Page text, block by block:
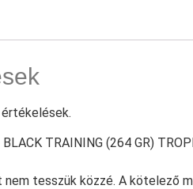
TRAINING (264 GR)
tesszük közzé. A kötelező